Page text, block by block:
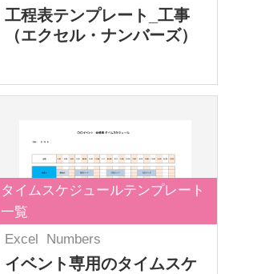
工程表テンプレート_工事
（エクセル・ナンバーズ）
タイムスケジュールテンプレート
一覧
Excel
Numbers
イベント専用のタイムスケ